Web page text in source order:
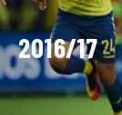
2016/17